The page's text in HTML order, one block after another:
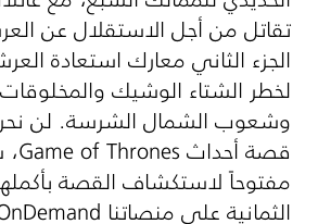
تقاتل من أجل الاستقلال عن
الجزء الثاني معارك استعادة
لخطر الشتاء الوشيك
وشعوب الشمال الشرسة. لن
قصة أحداثGame of Thrones
مفتوحاً لاستكشاف القصة
الثمانية على منصاتنا